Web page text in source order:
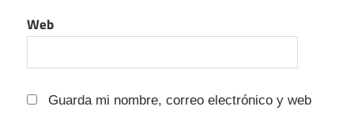
Web
Guarda mi nombre, correo electrónico y web